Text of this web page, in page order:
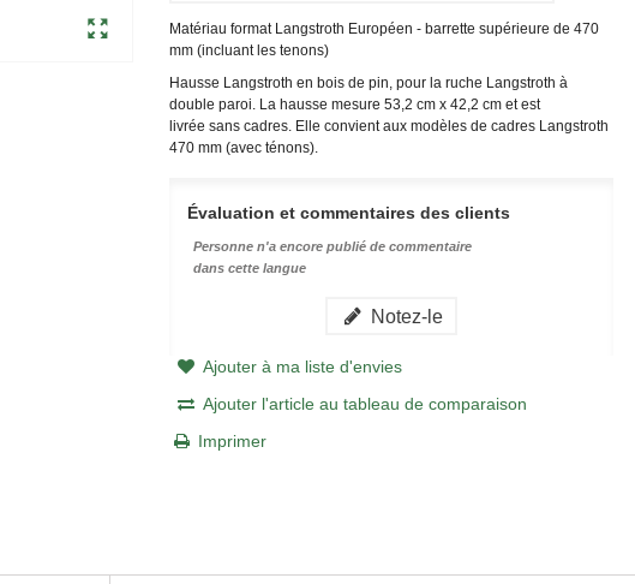
Matériau format Langstroth Européen - barrette supérieure de 470
mm (incluant les tenons)
Hausse Langstroth en bois de pin, pour la ruche Langstroth à
double paroi. La hausse mesure 53,2 cm x 42,2 cm et est
livrée sans cadres. Elle convient aux modèles de cadres Langstroth
470 mm (avec ténons).
Évaluation et commentaires des clients
Personne n'a encore publié de commentaire
dans cette langue
Notez-le
Ajouter à ma liste d'envies
Ajouter l'article au tableau de comparaison
Imprimer